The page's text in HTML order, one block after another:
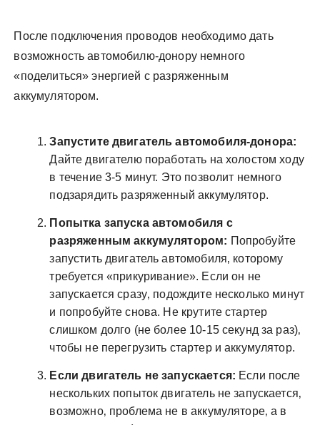
После подключения проводов необходимо дать
возможность автомобилю-донору немного
«поделиться» энергией с разряженным
аккумулятором.
Запустите двигатель автомобиля-донора:
Дайте двигателю поработать на холостом ходу
в течение 3-5 минут. Это позволит немного
подзарядить разряженный аккумулятор.
Попытка запуска автомобиля с
разряженным аккумулятором: Попробуйте
запустить двигатель автомобиля‚ которому
требуется «прикуривание». Если он не
запускается сразу‚ подождите несколько минут
и попробуйте снова. Не крутите стартер
слишком долго (не более 10-15 секунд за раз)‚
чтобы не перегрузить стартер и аккумулятор.
Если двигатель не запускается: Если после
нескольких попыток двигатель не запускается‚
возможно‚ проблема не в аккумуляторе‚ а в